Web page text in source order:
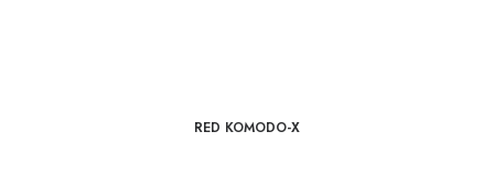
RED KOMODO-X